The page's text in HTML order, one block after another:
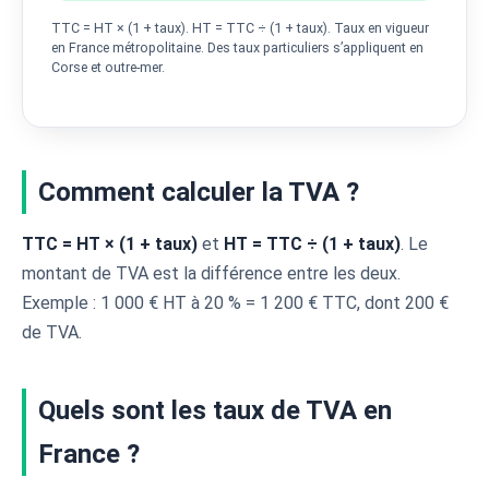
TTC = HT × (1 + taux). HT = TTC ÷ (1 + taux). Taux en vigueur
en France métropolitaine. Des taux particuliers s’appliquent en
Corse et outre-mer.
Comment calculer la TVA ?
TTC = HT × (1 + taux) et HT = TTC ÷ (1 + taux). Le
montant de TVA est la différence entre les deux.
Exemple : 1 000 € HT à 20 % = 1 200 € TTC, dont 200 €
de TVA.
Quels sont les taux de TVA en
France ?